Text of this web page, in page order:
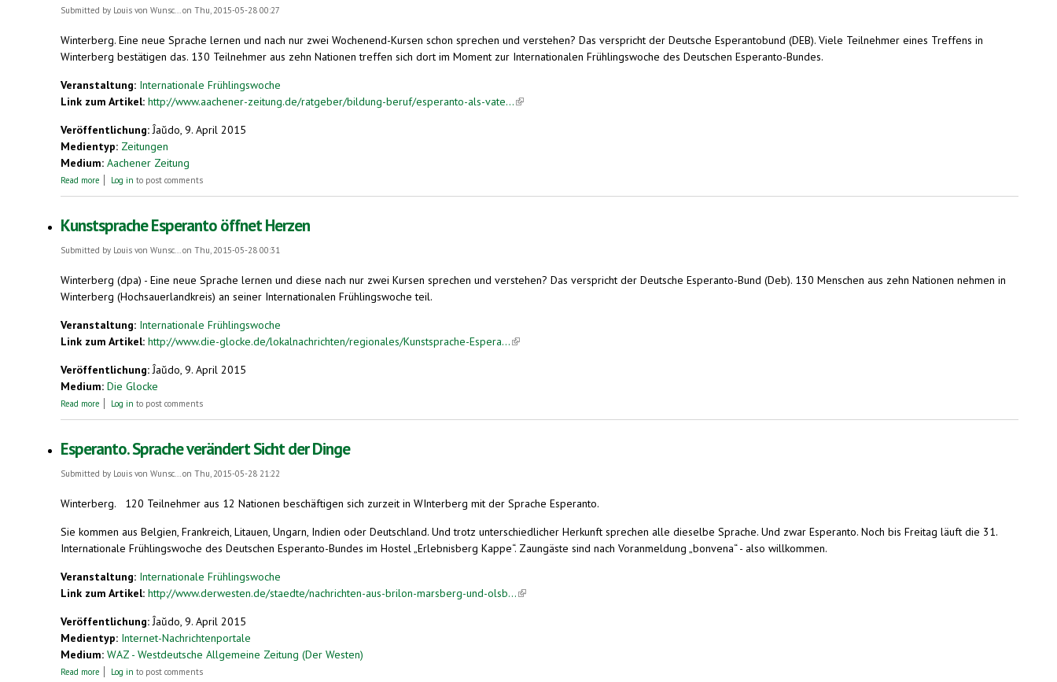
Submitted by Louis von Wunsc...on Thu, 2015-05-28 00:27
Winterberg. Eine neue Sprache lernen und nach nur zwei Wochenend-Kursen schon sprechen und verstehen? Das verspricht der Deutsche Esperantobund (DEB). Viele Teilnehmer eines Treffens in
Winterberg bestätigen das. 130 Teilnehmer aus zehn Nationen treffen sich dort im Moment zur Internationalen Frühlingswoche des Deutschen Esperanto-Bundes.
Veranstaltung: Internationale Frühlingswoche
Link zum Artikel: http://www.aachener-zeitung.de/ratgeber/bildung-beruf/esperanto-als-vate...(link is external)
Veröffentlichung:Ĵaŭdo, 9. April 2015
Medientyp: Zeitungen
Medium: Aachener Zeitung
Read more about Esperanto als Vatersprache: Sprachkurs auf dem stillen Örtchen
Log in to post comments
Kunstsprache Esperanto öffnet Herzen
Submitted by Louis von Wunsc...on Thu, 2015-05-28 00:31
Winterberg (dpa) - Eine neue Sprache lernen und diese nach nur zwei Kursen sprechen und verstehen? Das verspricht der Deutsche Esperanto-Bund (Deb). 130 Menschen aus zehn Nationen nehmen in
Winterberg (Hochsauerlandkreis) an seiner Internationalen Frühlingswoche teil.
Veranstaltung: Internationale Frühlingswoche
Link zum Artikel: http://www.die-glocke.de/lokalnachrichten/regionales/Kunstsprache-Espera...(link is external)
Veröffentlichung:Ĵaŭdo, 9. April 2015
Medium: Die Glocke
Read more about Kunstsprache Esperanto öffnet Herzen
Log in to post comments
Esperanto. Sprache verändert Sicht der Dinge
Submitted by Louis von Wunsc...on Thu, 2015-05-28 21:22
Winterberg.
120 Teilnehmer aus 12 Nationen beschäftigen sich zurzeit in WInterberg mit der Sprache Esperanto.
Sie kommen aus Belgien, Frankreich, Litauen, Ungarn, Indien oder Deutschland. Und trotz unterschiedlicher Herkunft sprechen alle dieselbe Sprache. Und zwar Esperanto. Noch bis Freitag läuft die 31.
Internationale Frühlingswoche des Deutschen Esperanto-Bundes im Hostel „Erlebnisberg Kappe“. Zaungäste sind nach Voranmeldung „bonvena“ - also willkommen.
Veranstaltung: Internationale Frühlingswoche
Link zum Artikel: http://www.derwesten.de/staedte/nachrichten-aus-brilon-marsberg-und-olsb...(link is external)
Veröffentlichung:Ĵaŭdo, 9. April 2015
Medientyp: Internet-Nachrichtenportale
Medium: WAZ - Westdeutsche Allgemeine Zeitung (Der Westen)
Read more about Esperanto. Sprache verändert Sicht der Dinge
Log in to post comments